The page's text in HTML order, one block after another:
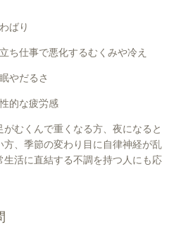
ばり
ち仕事で悪化するむくみや冷え
やだるさ
的な疲労感
むくんで重くなる方、夜になると
、季節の変わり目に自律神経が乱
活に直結する不調を持つ人にも応